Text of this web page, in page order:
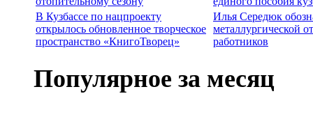
В Кузбассе по нацпроекту
открылось обновленное творческое
пространство «КнигоТворец»
Илья Середюк
металлургической
работников
Популярное за месяц